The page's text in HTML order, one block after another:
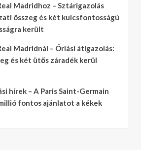
Madridhoz – Sztárigazolás
összeg és két kulcsfontosságú
került
Madridnál – Óriási átigazolás:
és két ütős záradék kerül
hírek – A Paris Saint-Germain
fontos ajánlatot a kékek